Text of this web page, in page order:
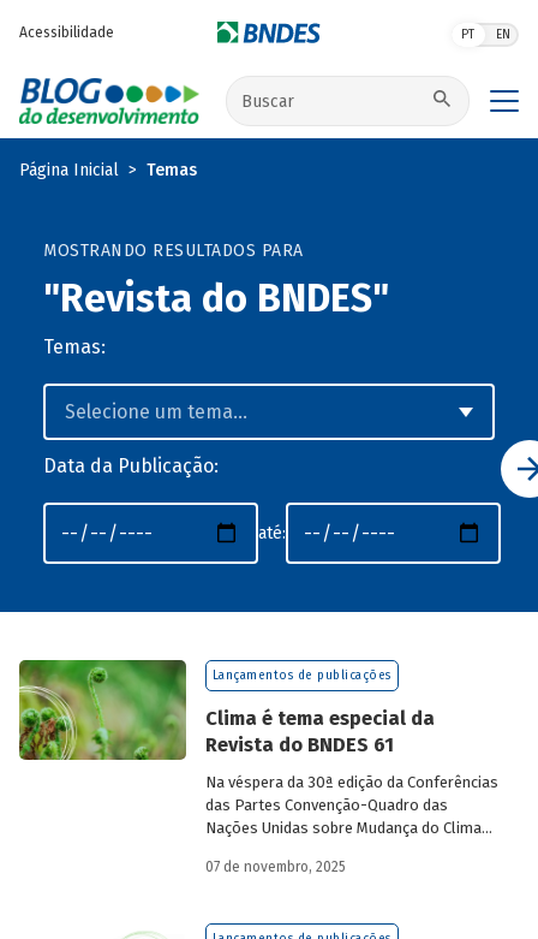
Acessibilidade PT EN
Buscar no site
Página Inicial Temas
MOSTRANDO RESULTADOS PARA
"Revista do BNDES"
Temas:
Data da Publicação:
até:
Lançamentos de publicações
Clima é tema especial da
Revista do BNDES 61
Na véspera da 30ª edição da Conferências
das Partes Convenção-Quadro das
Nações Unidas sobre Mudança do Clima
edição 61 da Revista do BNDES.
07 de novembro, 2025